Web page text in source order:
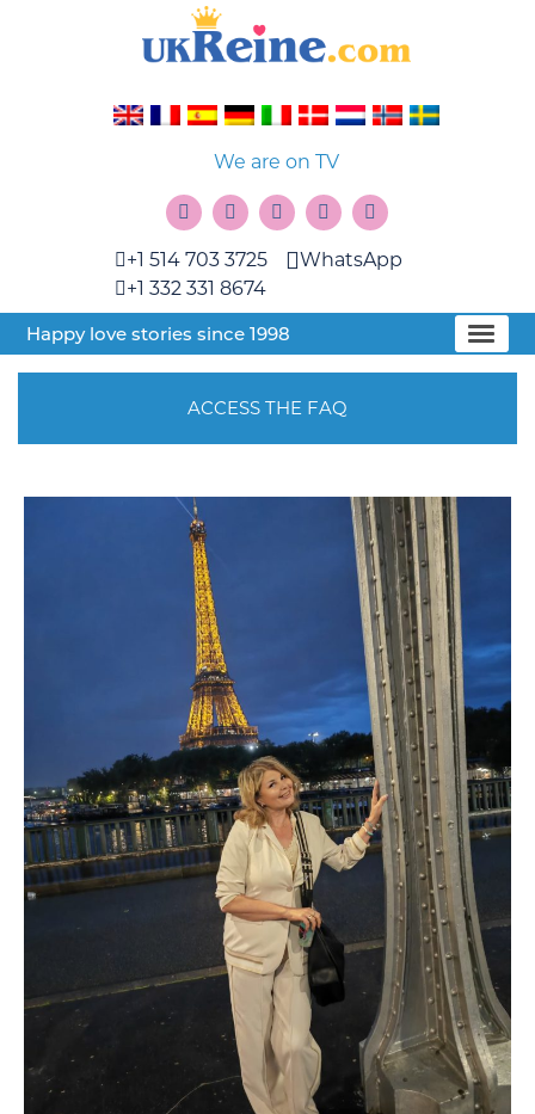
We are on TV
+1 514 703 3725
+1 332 331 8674
WhatsApp
Happy love stories since 1998
ACCESS THE FAQ